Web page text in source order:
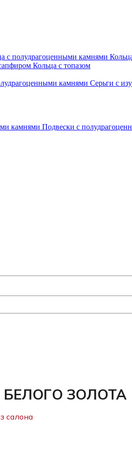
с полудрагоценными камнями
Кольца с топазом
камнями Серьги с
камнями Подвески с
БЕЛОГО ЗОЛОТА
салона